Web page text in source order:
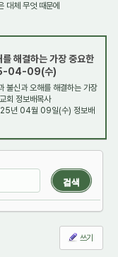
체 무엇 때문에
해결하는 가장 중요한
04-09(수)
불신과 오해를 해결하는 가장
회 정보배목사
년 04월 09일(수) 정보배
검색
쓰기